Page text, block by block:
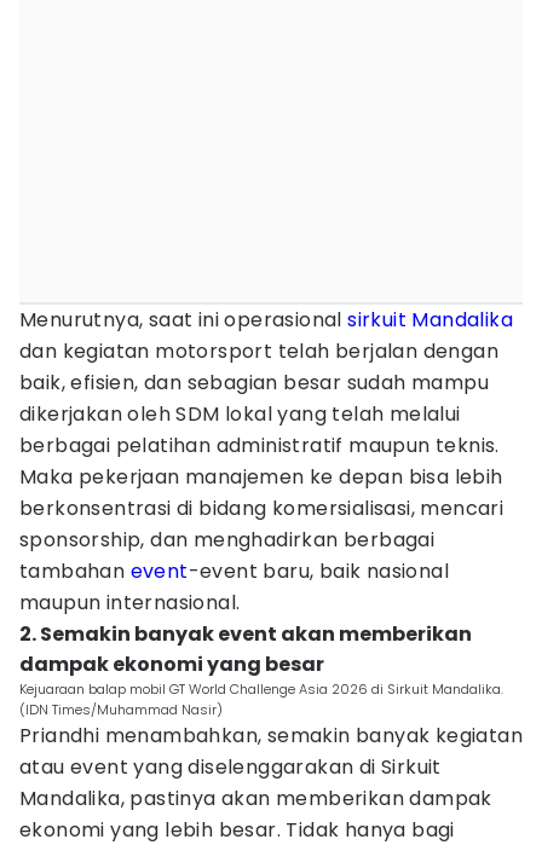
Menurutnya, saat ini operasionalsirkuit Mandalika
dan kegiatan motorsport telah berjalan dengan
baik, efisien, dan sebagian besar sudah mampu
dikerjakan oleh SDM lokal yang telah melalui
berbagai pelatihan administratif maupun teknis.
Maka pekerjaan manajemen ke depan bisa lebih
berkonsentrasi di bidang komersialisasi, mencari
sponsorship, dan menghadirkan berbagai
tambahan event-event baru, baik nasional
maupun internasional.
2. Semakin banyak event akan memberikan
dampak ekonomi yang besar
Kejuaraan balap mobil GT World Challenge Asia 2026 di Sirkuit Mandalika.
(IDN Times/Muhammad Nasir)
Priandhi menambahkan, semakin banyak kegiatan
atau event yang diselenggarakan di Sirkuit
Mandalika, pastinya akan memberikan dampak
ekonomi yang lebih besar. Tidak hanya bagi